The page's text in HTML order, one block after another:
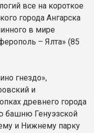
все на короткое
города Ангарска
в мире
– Ялта» (85
гнездо»,
и
древнего города
башню Генуэзской
и Нижнему парку